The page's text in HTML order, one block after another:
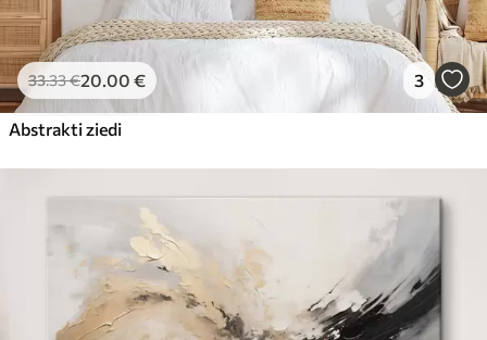
33.33€20.00 € 3
Abstrakti ziedi